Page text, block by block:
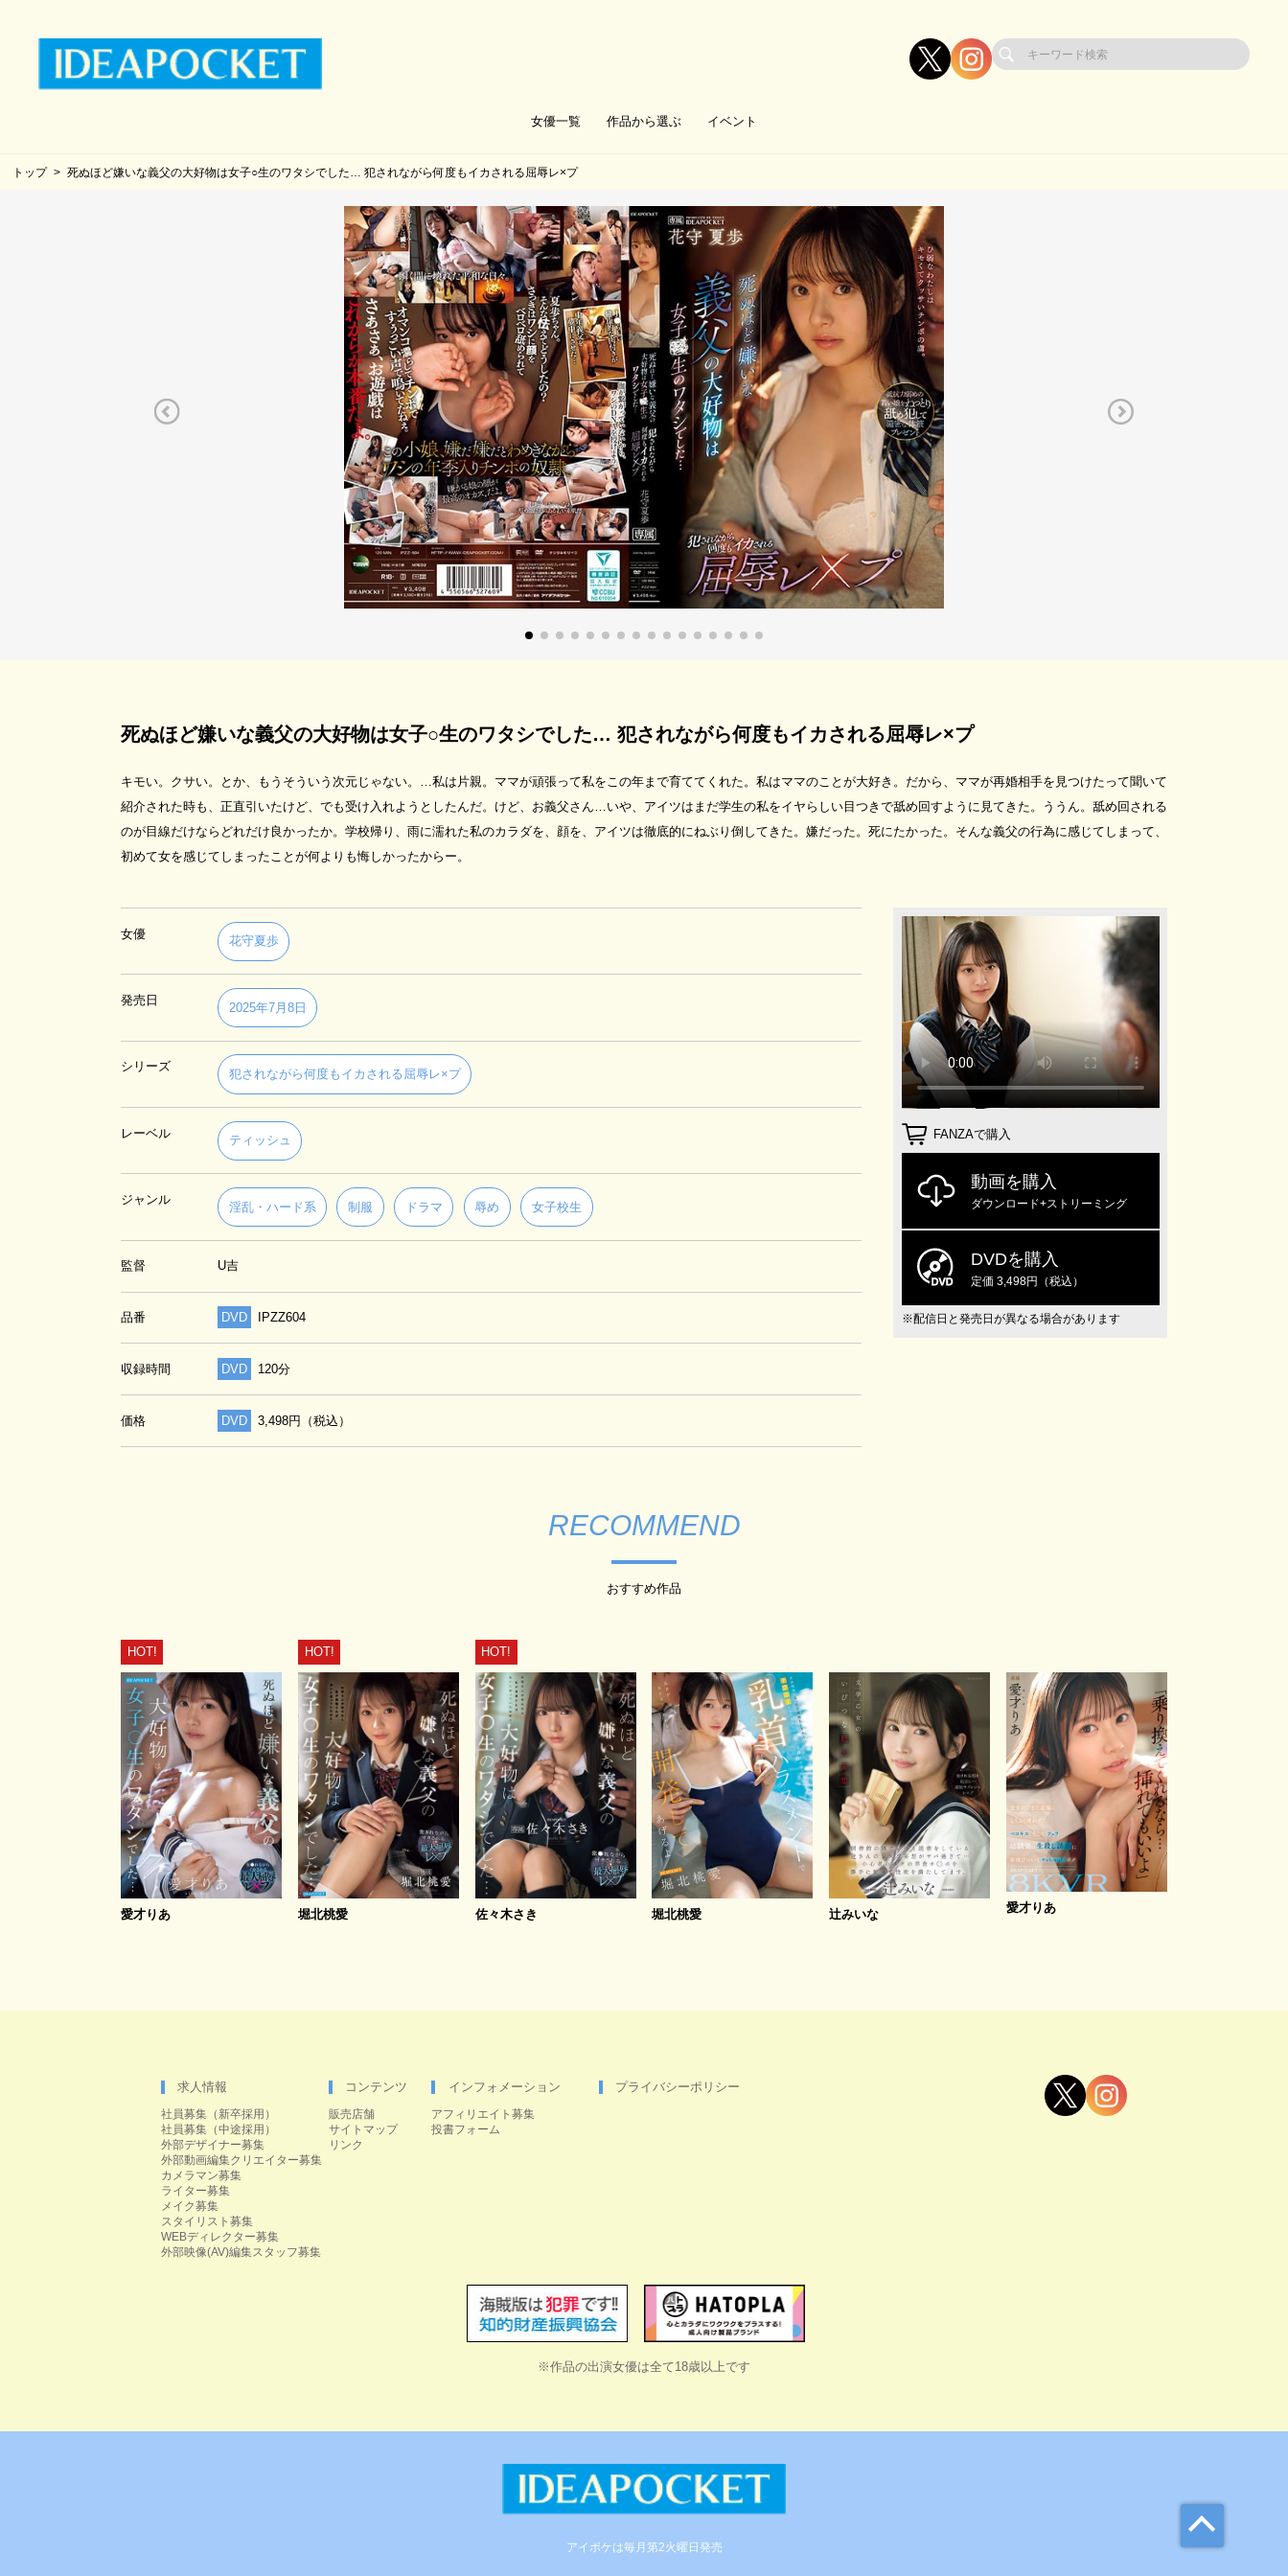
女優一覧 作品から選ぶ イベント
トップ 死ぬほど嫌いな義父の大好物は女子○生のワタシでした… 犯されながら何度もイカされる屈辱レ×プ
死ぬほど嫌いな義父の大好物は女子○生のワタシでした… 犯されながら何度もイカされる屈辱レ×プ
キモい。クサい。とか、もうそういう次元じゃない。…私は片親。ママが頑張って私をこの年まで育ててくれた。私はママのことが大好き。だから、ママが再婚相手を見つけたって聞いて
紹介された時も、正直引いたけど、でも受け入れようとしたんだ。けど、お義父さん…いや、アイツはまだ学生の私をイヤらしい目つきで舐め回すように見てきた。ううん。舐め回される
のが目線だけならどれだけ良かったか。学校帰り、雨に濡れた私のカラダを、顔を、アイツは徹底的にねぶり倒してきた。嫌だった。死にたかった。そんな義父の行為に感じてしまって、
初めて女を感じてしまったことが何よりも悔しかったからー。
女優
花守夏歩
発売日
2025年7月8日
シリーズ
犯されながら何度もイカされる屈辱レ×プ
レーベル
ティッシュ
ジャンル
淫乱・ハード系 制服 ドラマ 辱め 女子校生
監督 U吉
品番 DVD IPZZ604
収録時間 DVD 120分
価格 DVD 3,498円（税込）
FANZAで購入
動画を購入
ダウンロード+ストリーミング
DVDを購入
定価 3,498円（税込）
※配信日と発売日が異なる場合があります
RECOMMEND
おすすめ作品
HOT!
愛才りあ
HOT!
堀北桃愛
HOT!
佐々木さき 堀北桃愛 辻みいな 愛才りあ
求人情報
社員募集（新卒採用）
社員募集（中途採用）
外部デザイナー募集
外部動画編集クリエイター募集
カメラマン募集
ライター募集
メイク募集
スタイリスト募集
WEBディレクター募集
外部映像(AV)編集スタッフ募集
コンテンツ
販売店舗
サイトマップ
リンク
インフォメーション
アフィリエイト募集
投書フォーム
プライバシーポリシー
※作品の出演女優は全て18歳以上です
アイポケは毎月第2火曜日発売